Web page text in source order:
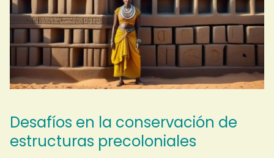
Desafíos en la conservación de
estructuras precoloniales